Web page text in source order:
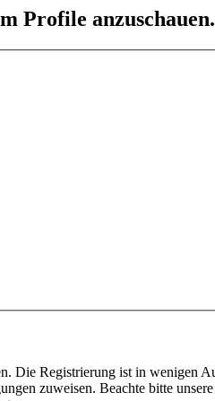
Profile anzuschauen.
Die Registrierung ist in
zuweisen. Beachte bitte